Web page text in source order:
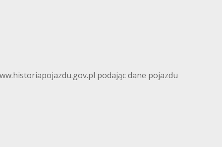
podając dane pojazdu